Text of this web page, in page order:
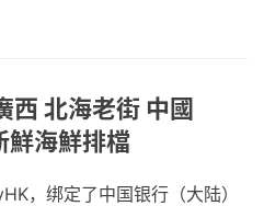
北海老街 中國
鮮海鮮排檔
，绑定了中国银行（大陆）